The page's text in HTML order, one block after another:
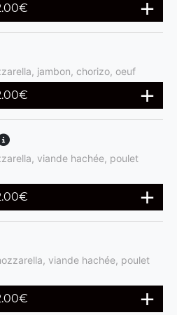
€
jambon, chorizo, oeuf
€
viande hachée, poulet
€
viande hachée, poulet
€